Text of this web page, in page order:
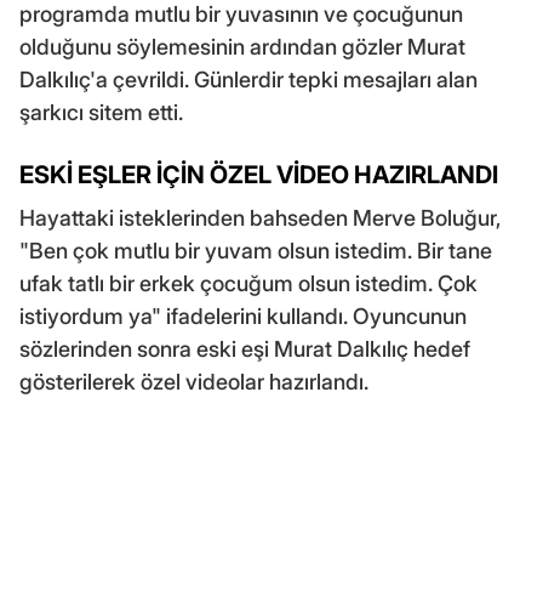
programda mutlu bir yuvasının ve çocuğunun
olduğunu söylemesinin ardından gözler Murat
Dalkılıç'a çevrildi. Günlerdir tepki mesajları alan
şarkıcı sitem etti.
ESKİ EŞLER İÇİN ÖZEL VİDEO HAZIRLANDI
Hayattaki isteklerinden bahseden Merve Boluğur,
"Ben çok mutlu bir yuvam olsun istedim. Bir tane
ufak tatlı bir erkek çocuğum olsun istedim. Çok
istiyordum ya" ifadelerini kullandı. Oyuncunun
sözlerinden sonra eski eşi Murat Dalkılıç hedef
gösterilerek özel videolar hazırlandı.